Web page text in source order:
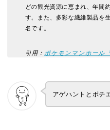
どの観光資源に恵まれ、年間
す。また、多彩な繊維製品を
名です。
引用： ポケモンマンホール
アゲハントとポチ